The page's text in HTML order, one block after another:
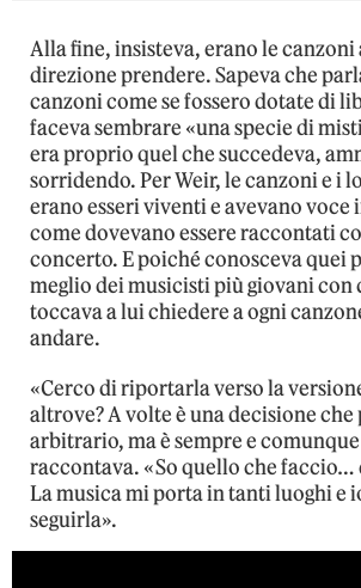
Alla fine, insisteva, erano le canzoni
direzione prendere. Sapeva che
canzoni come se fossero dotate di
faceva sembrare «una specie di
era proprio quel che succedeva,
sorridendo. Per Weir, le canzoni e i
erano esseri viventi e avevano voce
come dovevano essere raccontati
concerto. E poiché conosceva quei
meglio dei musicisti più giovani con
toccava a lui chiedere a ogni
andare.
«Cerco di riportarla verso la
altrove? A volte è una decisione
arbitrario, ma è sempre e
raccontava. «So quello che faccio…
La musica mi porta in tanti luoghi e
seguirla».